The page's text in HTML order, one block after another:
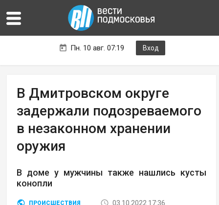
Пн. 10 авг. 07:19 Вход
В Дмитровском округе
задержали подозреваемого
в незаконном хранении
оружия
В доме у мужчины также нашлись кусты
конопли
ПРОИСШЕСТВИЯ
03.10.2022 17:36